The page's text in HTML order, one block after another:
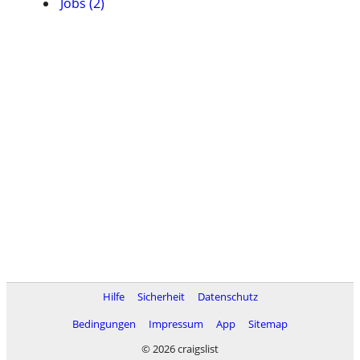
Hilfe Sicherheit
Datenschutz
Bedingungen
Impressum App
Sitemap
© 2026 craigslist